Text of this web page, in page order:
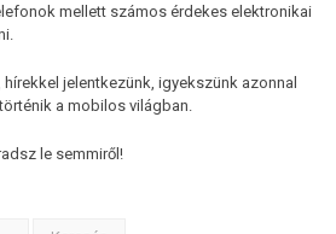
mellett számos érdekes elektronikai
jelentkezünk, igyekszünk azonnal
a mobilos világban.
le semmiről!